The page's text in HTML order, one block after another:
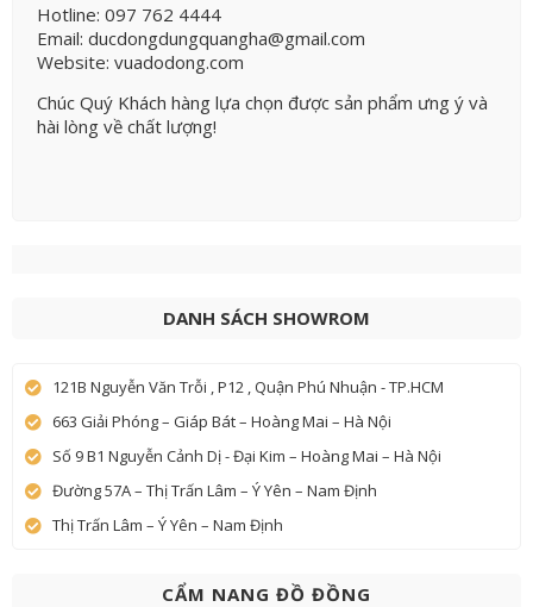
Hotline: 097 762 4444
Email: ducdongdungquangha@gmail.com
Website: vuadodong.com
Chúc Quý Khách hàng lựa chọn được sản phẩm ưng ý và
hài lòng về chất lượng!
DANH SÁCH SHOWROM
121B Nguyễn Văn Trỗi , P12 , Quận Phú Nhuận - TP.HCM
663 Giải Phóng – Giáp Bát – Hoàng Mai – Hà Nội
Số 9 B1 Nguyễn Cảnh Dị - Đại Kim – Hoàng Mai – Hà Nội
Đường 57A – Thị Trấn Lâm – Ý Yên – Nam Định
Thị Trấn Lâm – Ý Yên – Nam Định
CẨM NANG ĐỒ ĐỒNG